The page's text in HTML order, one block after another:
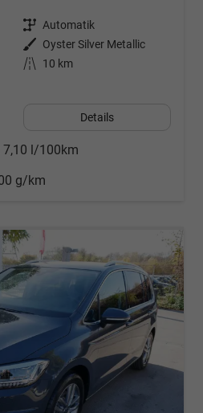
Getriebe Automatik
Außenfarbe
Oyster Silver Metallic
Kilometerstand
10 km
Details
7,10 l/100km
g/km